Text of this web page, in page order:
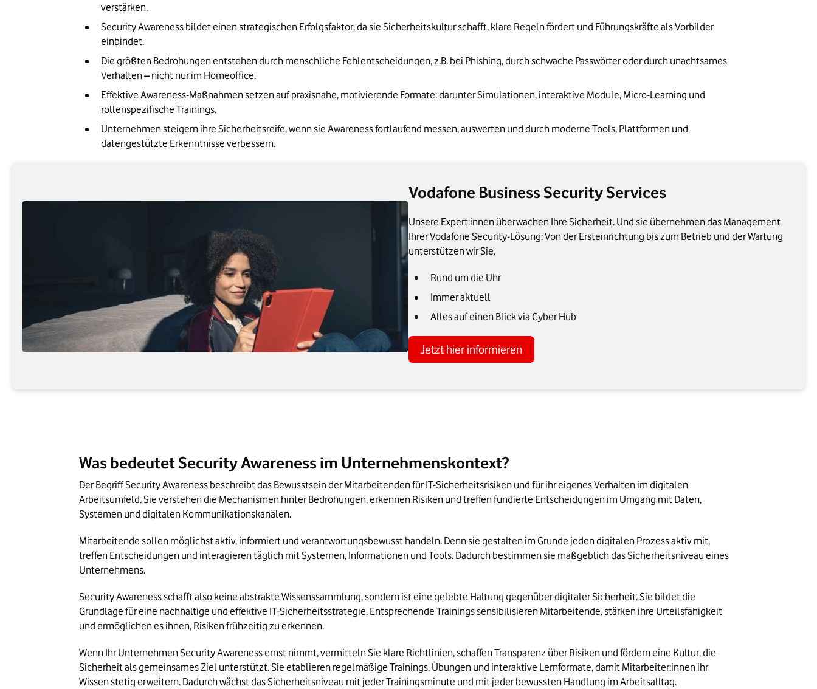
Fazit: Wie Sicherheit selbstverständlich wird
verstärken.
Security Awareness bildet einen strategischen Erfolgsfaktor, da sie Sicherheitskultur schafft, klare Regeln fördert und Führungskräfte als Vorbilder
einbindet.
Die größten Bedrohungen entstehen durch menschliche Fehlentscheidungen, z.B. bei Phishing, durch schwache Passwörter oder durch unachtsames
Verhalten – nicht nur im Homeoffice.
Effektive Awareness-Maßnahmen setzen auf praxisnahe, motivierende Formate: darunter Simulationen, interaktive Module, Micro-Learning und
rollenspezifische Trainings.
Unternehmen steigern ihre Sicherheitsreife, wenn sie Awareness fortlaufend messen, auswerten und durch moderne Tools, Plattformen und
datengestützte Erkenntnisse verbessern.
Vodafone Business Security Services
Unsere Expert:innen überwachen Ihre Sicherheit. Und sie übernehmen das Management
Ihrer Vodafone Security-Lösung: Von der Ersteinrichtung bis zum Betrieb und der Wartung
unterstützen wir Sie.
Rund um die Uhr
Immer aktuell
Alles auf einen Blick via Cyber Hub
Jetzt hier informieren
Was bedeutet Security Awareness im Unternehmenskontext?
Der Begriff Security Awareness beschreibt das Bewusstsein der Mitarbeitenden für IT-Sicherheitsrisiken und für ihr eigenes Verhalten im digitalen
Arbeitsumfeld. Sie verstehen die Mechanismen hinter Bedrohungen, erkennen Risiken und treffen fundierte Entscheidungen im Umgang mit Daten,
Systemen und digitalen Kommunikationskanälen.
Mitarbeitende sollen möglichst aktiv, informiert und verantwortungsbewusst handeln. Denn sie gestalten im Grunde jeden digitalen Prozess aktiv mit,
treffen Entscheidungen und interagieren täglich mit Systemen, Informationen und Tools. Dadurch bestimmen sie maßgeblich das Sicherheitsniveau eines
Unternehmens.
Security Awareness schafft also keine abstrakte Wissenssammlung, sondern ist eine gelebte Haltung gegenüber digitaler Sicherheit. Sie bildet die
Grundlage für eine nachhaltige und effektive IT-Sicherheitsstrategie. Entsprechende Trainings sensibilisieren Mitarbeitende, stärken ihre Urteilsfähigkeit
und ermöglichen es ihnen, Risiken frühzeitig zu erkennen.
Wenn Ihr Unternehmen Security Awareness ernst nimmt, vermitteln Sie klare Richtlinien, schaffen Transparenz über Risiken und fördern eine Kultur, die
Sicherheit als gemeinsames Ziel unterstützt. Sie etablieren regelmäßige Trainings, Übungen und interaktive Lernformate, damit Mitarbeiter:innen ihr
Wissen stetig erweitern. Dadurch wächst das Sicherheitsniveau mit jeder Trainingsminute und mit jeder bewussten Handlung im Arbeitsalltag.